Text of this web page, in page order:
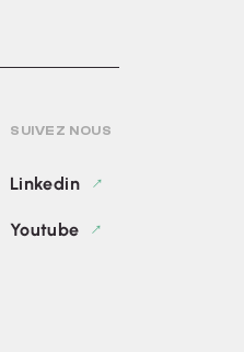
SUIVEZ NOUS
Linkedin
Youtube